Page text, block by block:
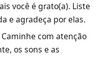
você é grato(a). Liste
e agradeça por elas.
Caminhe com atenção
os sons e as